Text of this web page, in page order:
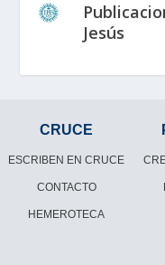
Jesús
CRUCE
ESCRIBEN EN CRUCE
CONTACTO
HEMEROTECA